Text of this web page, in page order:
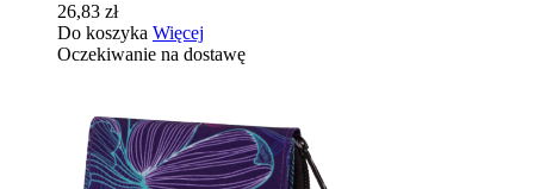
26,83 zł
Do koszyka Więcej
Oczekiwanie na dostawę